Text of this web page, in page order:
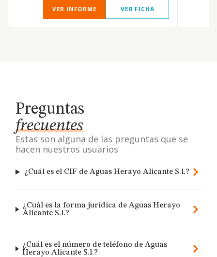
VER INFORME
VER FICHA
Preguntas
frecuentes
Estas son alguna de las preguntas que se
hacen nuestros usuarios
¿Cuál es el CIF de Aguas Herayo Alicante S.l.?
¿Cuál es la forma jurídica de Aguas Herayo
Alicante S.l.?
¿Cuál es el número de teléfono de Aguas
Herayo Alicante S.l.?